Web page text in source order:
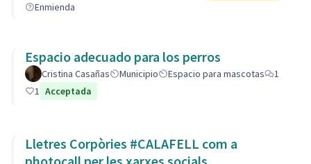
Enmienda
Espacio adecuado para los perros
Cristina Casañas Municipio Espacio para mascotas
1
1 Acceptada
Lletres Corpòries #CALAFELL com a